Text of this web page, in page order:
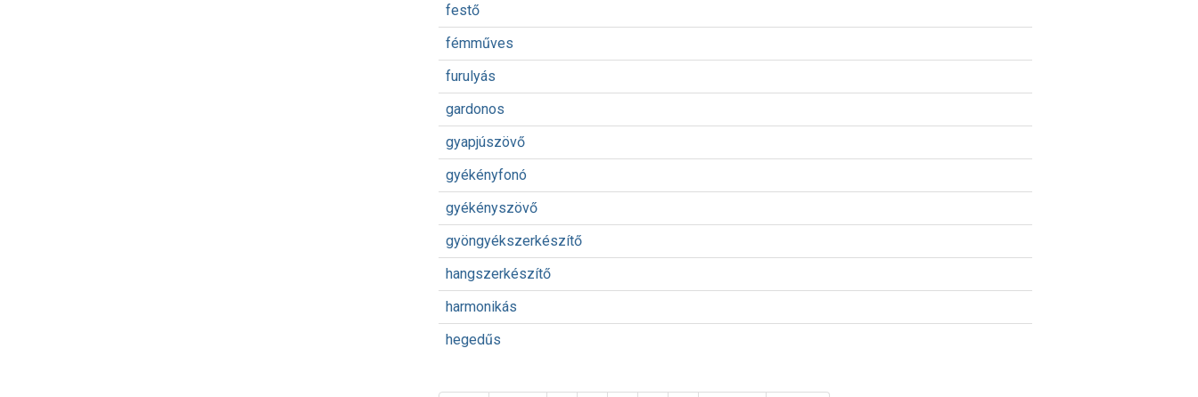
festő
fémműves
furulyás
gardonos
gyapjúszövő
gyékényfonó
gyékényszövő
gyöngyékszerkészítő
hangszerkészítő
harmonikás
hegedűs